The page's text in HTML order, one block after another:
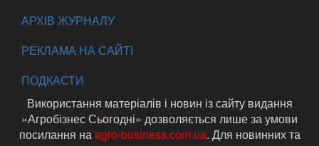
АРХІВ ЖУРНАЛУ
РЕКЛАМА НА САЙТІ
ПОДКАСТИ
Використання матеріалів і новин із сайту видання
«Агробізнес Сьогодні» дозволяється лише за умови
посилання наagro-business.com.ua. Для новинних та